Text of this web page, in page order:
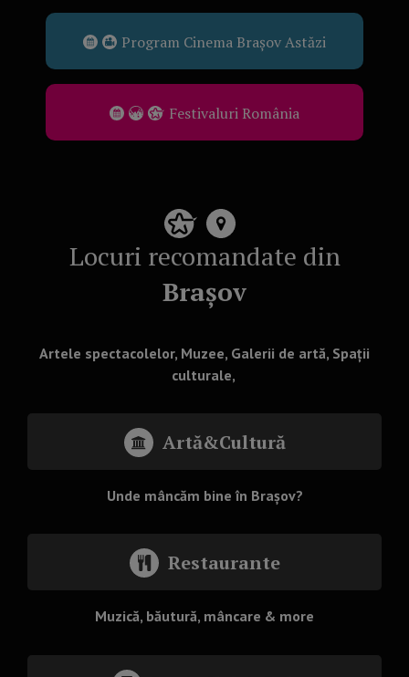
Program Cinema Brașov Astăzi
Festivaluri România
Locuri recomandate din
Brașov
Artele spectacolelor, Muzee, Galerii de artă, Spații
culturale,
Artă&Cultură
Unde mâncăm bine în Brașov?
Restaurante
Muzică, băutură, mâncare & more